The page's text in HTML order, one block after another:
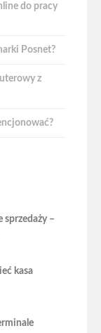
do pracy
Posnet?
z
sprzedaży –
kasa